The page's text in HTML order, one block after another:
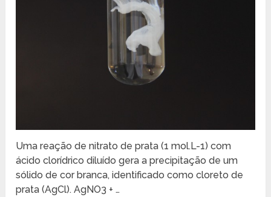
Uma reação de nitrato de prata (1 mol.L-1) com
ácido clorídrico diluído gera a precipitação de um
sólido de cor branca, identificado como cloreto de
prata (AgCl). AgNO3 + …